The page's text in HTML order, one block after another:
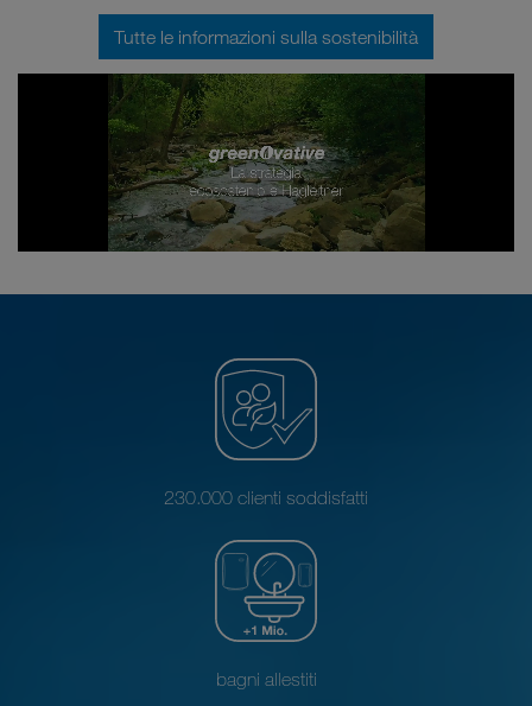
Tutte le informazioni sulla sostenibilità
230.000 clienti soddisfatti
bagni allestiti